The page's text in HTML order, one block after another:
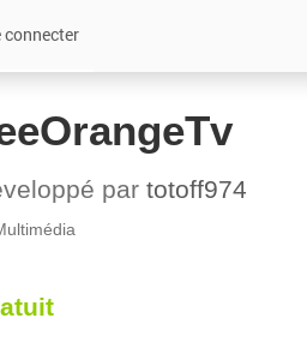
connecter
par totoff974